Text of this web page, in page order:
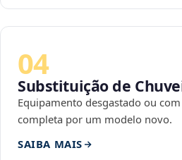
04
Substituição de
Equipamento desgastado ou
completa por um modelo novo.
SAIBA MAIS